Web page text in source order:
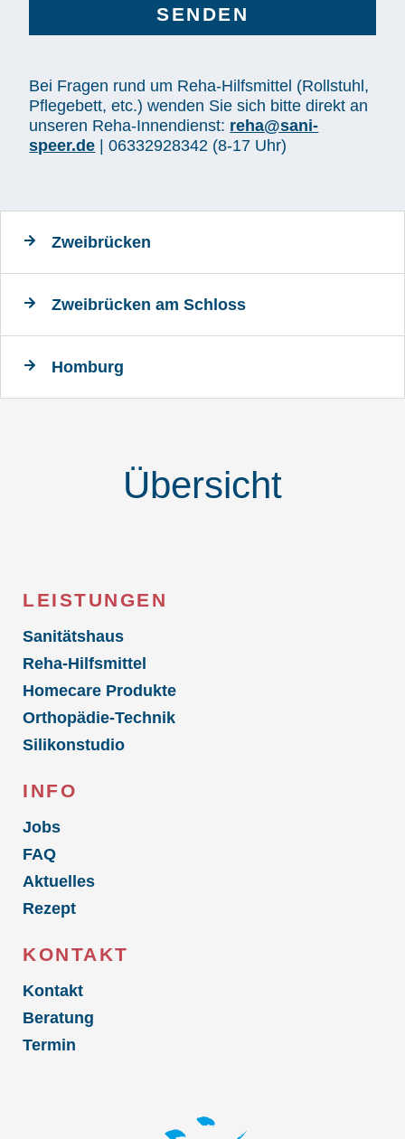
SENDEN
Bei Fragen rund um Reha-Hilfsmittel (Rollstuhl,
Pflegebett, etc.) wenden Sie sich bitte direkt an
unseren Reha-Innendienst: reha@sani-
speer.de |06332928342 (8-17 Uhr)
Zweibrücken
Zweibrücken am Schloss
Homburg
Übersicht
LEISTUNGEN
Sanitätshaus
Reha-Hilfsmittel
Homecare Produkte
Orthopädie-Technik
Silikonstudio
INFO
Jobs
FAQ
Aktuelles
Rezept
KONTAKT
Kontakt
Beratung
Termin